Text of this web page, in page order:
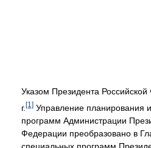
Указом Президента
г.[1] Управление планирования
программ Администрации
Федерации преобразовано в
специальных программ